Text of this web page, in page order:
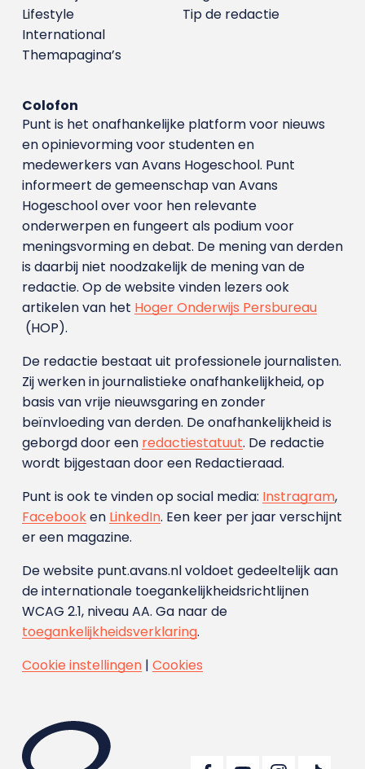
Tip de redactie
Lifestyle
International
Themapagina’s
Colofon
Punt is het onafhankelijke platform voor nieuws
en opinievorming voor studenten en
medewerkers van Avans Hoge­school. Punt
informeert de gemeenschap van Avans
Hogeschool over voor hen relevante
onderwerpen en fungeert als podium voor
meningsvorming en debat. De mening van derden
is daarbij niet noodzakelijk de mening van de
redactie. Op de website vinden lezers ook
artikelen van het Hoger Onderwijs Persbureau
(HOP).
De redactie bestaat uit professionele journalisten.
Zij werken in journalistieke onafhankelijkheid, op
basis van vrije nieuwsgaring en zonder
beïnvloeding van derden. De onafhankelijkheid is
geborgd door een redactiestatuut. De redactie
wordt bijgestaan door een Redactieraad.
Punt is ook te vinden op social media: Instragram,
Facebooken LinkedIn. Een keer per jaar verschijnt
er een magazine.
De website punt.avans.nl voldoet gedeeltelijk aan
de internationale toegankelijkheidsrichtlijnen
WCAG 2.1, niveau AA. Ga naar de
toegankelijkheidsverklaring.
Cookie instellingen| Cookies